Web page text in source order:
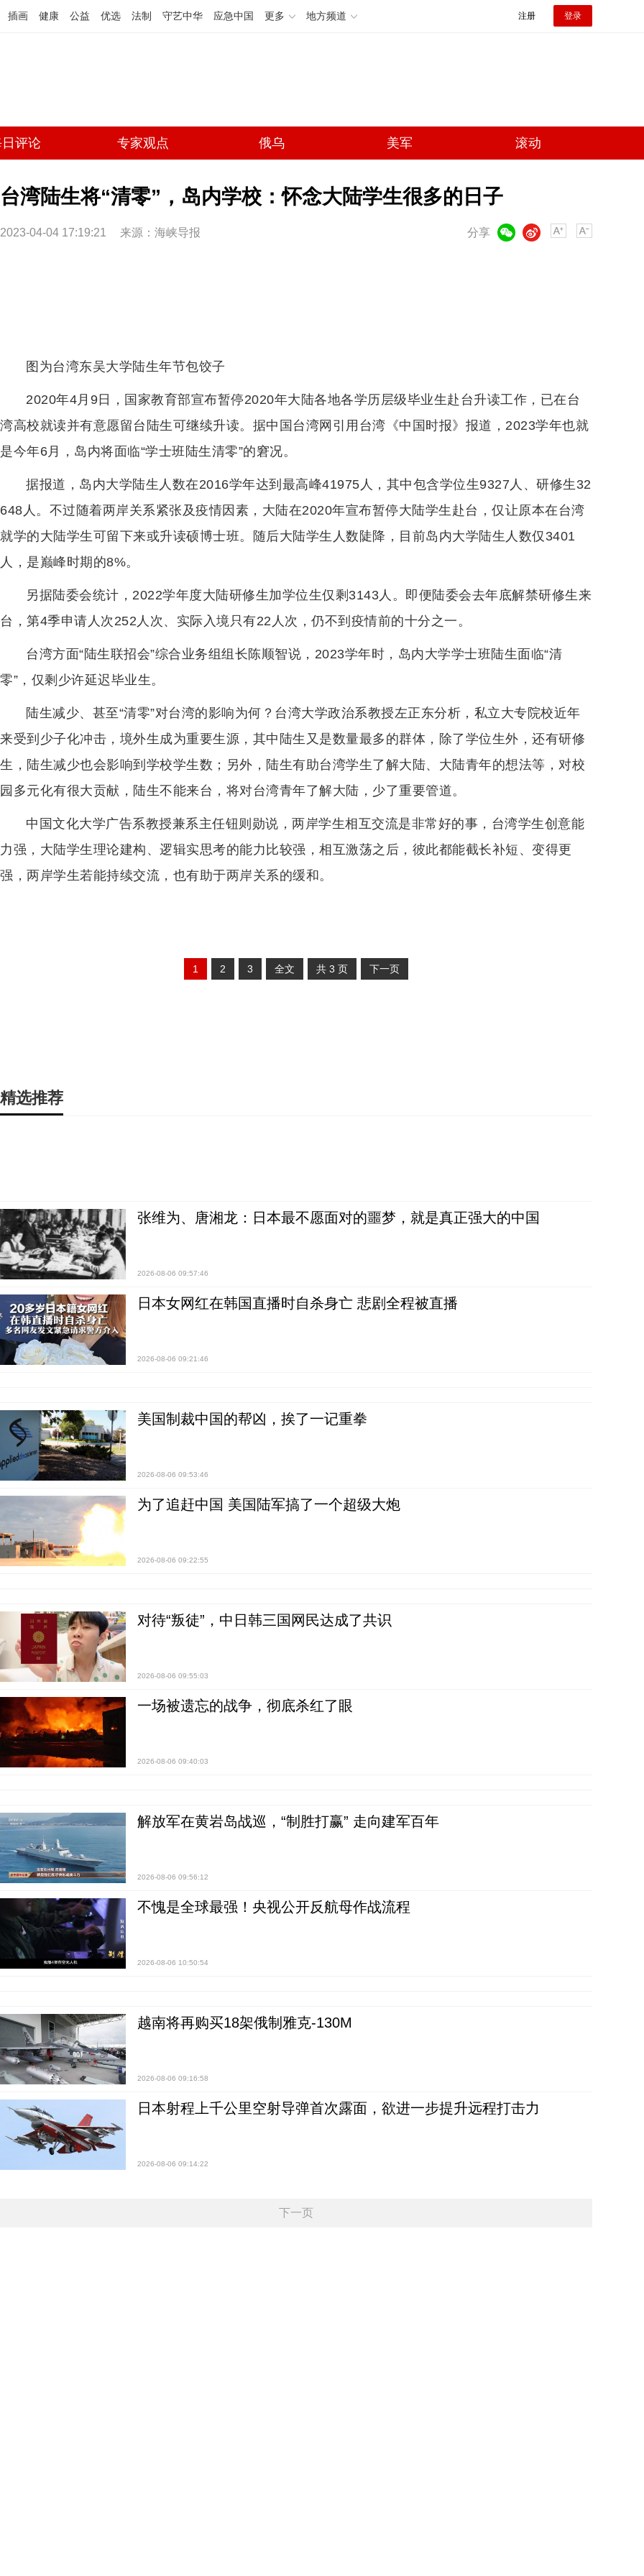
插画 健康 公益 优选 法制 守艺中华 应急中国 更多 地方频道 注册 登录
评论 专家观点 俄乌 美军 滚动
台湾陆生将“清零”，岛内学校：怀念大陆学生很多的日子
2023-04-04 17:19:21 来源：海峡导报 分享
微博
图为台湾东吴大学陆生年节包饺子
2020年4月9日，国家教育部宣布暂停2020年大陆各地各学历层级毕业生赴台升读工作，已在台
湾高校就读并有意愿留台陆生可继续升读。据中国台湾网引用台湾《中国时报》报道，2023学年也就
是今年6月，岛内将面临“学士班陆生清零”的窘况。
据报道，岛内大学陆生人数在2016学年达到最高峰41975人，其中包含学位生9327人、研修生32
648人。不过随着两岸关系紧张及疫情因素，大陆在2020年宣布暂停大陆学生赴台，仅让原本在台湾
就学的大陆学生可留下来或升读硕博士班。随后大陆学生人数陡降，目前岛内大学陆生人数仅3401
人，是巅峰时期的8%。
另据陆委会统计，2022学年度大陆研修生加学位生仅剩3143人。即便陆委会去年底解禁研修生来
台，第4季申请人次252人次、实际入境只有22人次，仍不到疫情前的十分之一。
台湾方面“陆生联招会”综合业务组组长陈顺智说，2023学年时，岛内大学学士班陆生面临“清
零”，仅剩少许延迟毕业生。
陆生减少、甚至“清零”对台湾的影响为何？台湾大学政治系教授左正东分析，私立大专院校近年
来受到少子化冲击，境外生成为重要生源，其中陆生又是数量最多的群体，除了学位生外，还有研修
生，陆生减少也会影响到学校学生数；另外，陆生有助台湾学生了解大陆、大陆青年的想法等，对校
园多元化有很大贡献，陆生不能来台，将对台湾青年了解大陆，少了重要管道。
中国文化大学广告系教授兼系主任钮则勋说，两岸学生相互交流是非常好的事，台湾学生创意能
力强，大陆学生理论建构、逻辑实思考的能力比较强，相互激荡之后，彼此都能截长补短、变得更
强，两岸学生若能持续交流，也有助于两岸关系的缓和。
1 2 3 全文 共 3 页 下一页
精选推荐
张维为、唐湘龙：日本最不愿面对的噩梦，就是真正强大的中国
2026-08-06 09:57:46
日本女网红在韩国直播时自杀身亡 悲剧全程被直播
2026-08-06 09:21:46
美国制裁中国的帮凶，挨了一记重拳
2026-08-06 09:53:46
为了追赶中国 美国陆军搞了一个超级大炮
2026-08-06 09:22:55
对待“叛徒”，中日韩三国网民达成了共识
2026-08-06 09:55:03
一场被遗忘的战争，彻底杀红了眼
2026-08-06 09:40:03
解放军在黄岩岛战巡，“制胜打赢” 走向建军百年
2026-08-06 09:56:12
不愧是全球最强！央视公开反航母作战流程
2026-08-06 10:50:54
越南将再购买18架俄制雅克-130M
2026-08-06 09:16:58
日本射程上千公里空射导弹首次露面，欲进一步提升远程打击力
2026-08-06 09:14:22
下一页